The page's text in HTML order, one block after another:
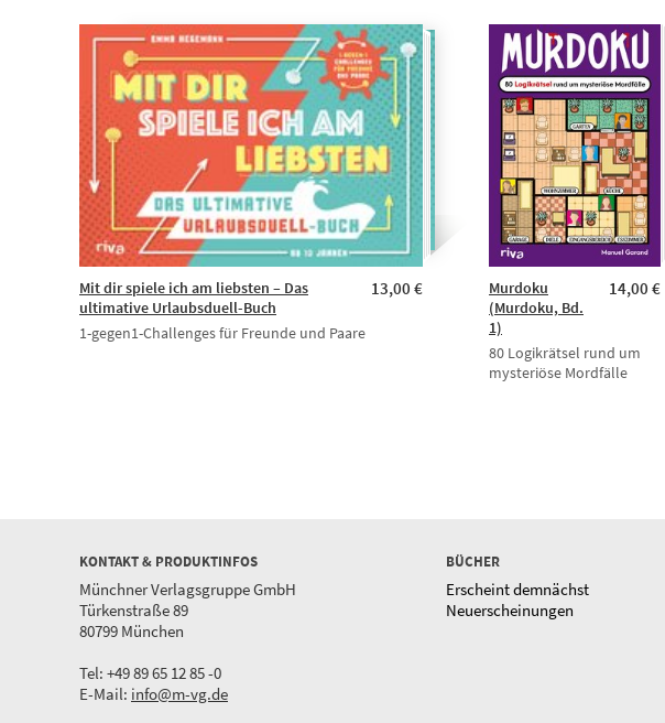
13,00 €
Mit dir spiele ich am liebsten – Das
ultimative Urlaubsduell-Buch
1-gegen1-Challenges für Freunde und Paare
14,00 €
Murdoku
(Murdoku, Bd.
1)
80 Logikrätsel rund um
mysteriöse Mordfälle
KONTAKT & PRODUKTINFOS
Münchner Verlagsgruppe GmbH
Türkenstraße 89
80799 München
Tel: +49 89 65 12 85 -0
E-Mail: info@m-vg.de
BÜCHER
Erscheint demnächst
Neuerscheinungen